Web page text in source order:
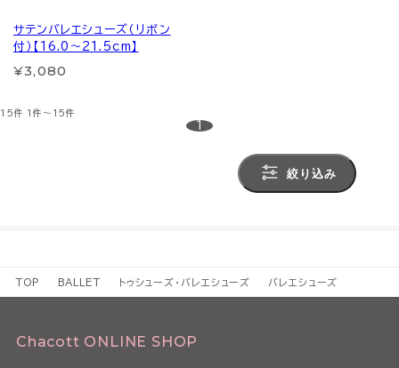
サテンバレエシューズ（リボン
付）【16.0～21.5cm】
¥3,080
15件 1件～15件
1
絞り込み
TOP BALLET トゥシューズ・バレエシューズ バレエシューズ
Chacott ONLINE SHOP